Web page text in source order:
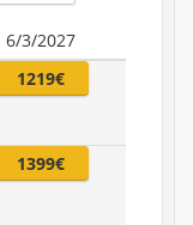
6/3/2027
1219€
1399€